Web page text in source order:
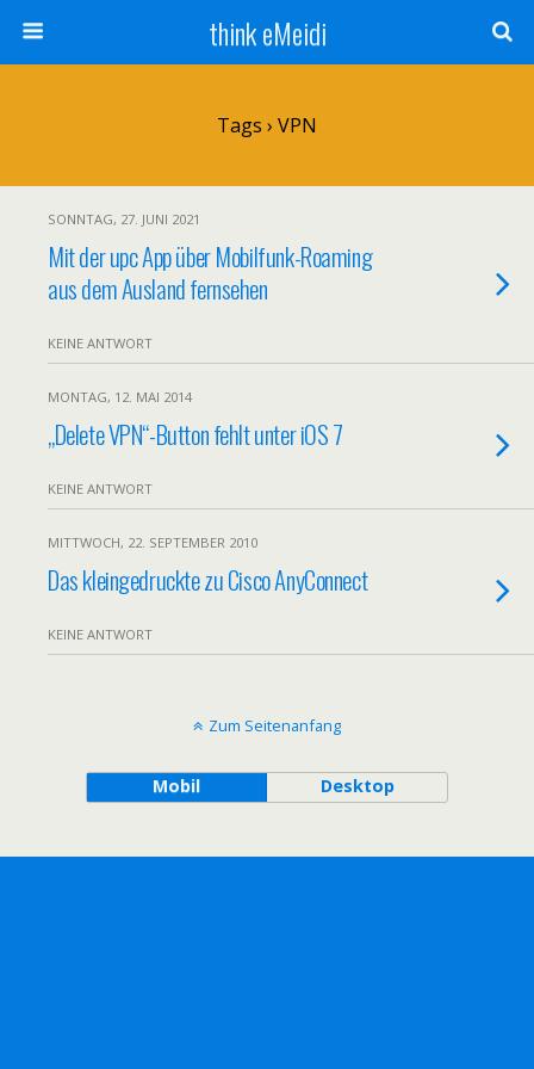
think eMeidi
Tags › VPN
SONNTAG, 27. JUNI 2021
Mit der upc App über Mobilfunk-Roaming
aus dem Ausland fernsehen
KEINE ANTWORT
MONTAG, 12. MAI 2014
„Delete VPN“-Button fehlt unter iOS 7
KEINE ANTWORT
MITTWOCH, 22. SEPTEMBER 2010
Das kleingedruckte zu Cisco AnyConnect
KEINE ANTWORT
Zum Seitenanfang
Mobil Desktop